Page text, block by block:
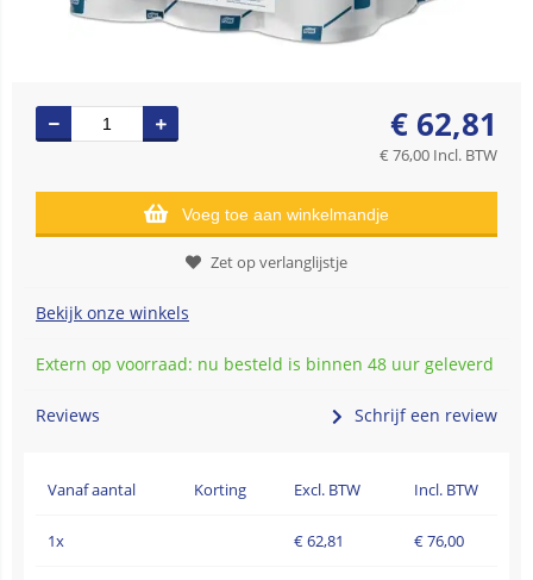
€ 62,81
€ 76,00 Incl. BTW
Voeg toe aan winkelmandje
Zet op verlanglijstje
Bekijk onze winkels
Extern op voorraad: nu besteld is binnen 48 uur geleverd
Reviews Schrijf een review
Vanaf aantal Korting Excl. BTW Incl. BTW
1x €62,81 €76,00